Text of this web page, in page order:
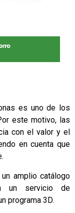
es uno de los
este motivo, las
con el valor y el
en cuenta que
amplio catálogo
un servicio de
programa 3D.